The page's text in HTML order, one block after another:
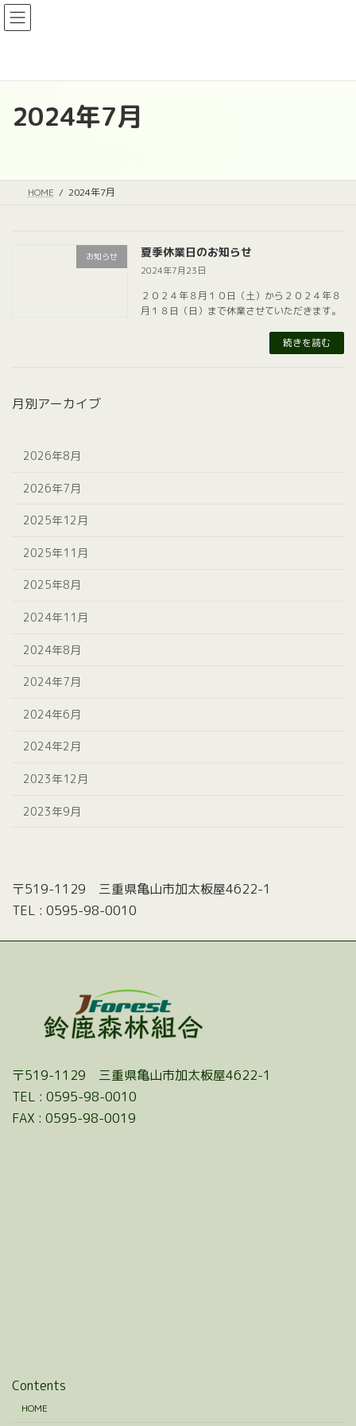
コ
ン
ツ
ナ
ビ
シ
2024年7月
HOME 2024年7月
お知らせ 夏季休業日のお知らせ
2024年7月23日
２０２４年８月１０日（土）から２０２４年８
月１８日（日）まで休業させていただきます。
続きを読む
月別アーカイブ
2026年8月
2026年7月
2025年12月
2025年11月
2025年8月
2024年11月
2024年8月
2024年7月
2024年6月
2024年2月
2023年12月
2023年9月
〒519-1129 三重県亀山市加太板屋4622-1
TEL : 0595-98-0010
〒519-1129 三重県亀山市加太板屋4622-1
TEL : 0595-98-0010
FAX : 0595-98-0019
Contents
HOME